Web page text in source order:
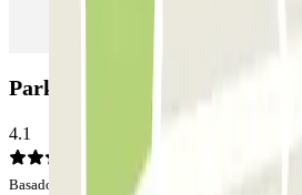
Parking NN Master Catalonia:
4.1
Basado en 1331 opiniones